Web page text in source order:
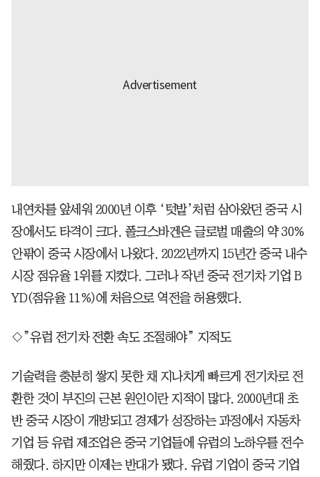
내연차를 앞세워 2000년 이후 ‘텃밭’처럼 삼아왔던 중국 시
장에서도 타격이 크다. 폴크스바겐은 글로벌 매출의 약 30%
안팎이 중국 시장에서 나왔다. 2022년까지 15년간 중국 내수
시장 점유율 1위를 지켰다. 그러나 작년 중국 전기차 기업 B
YD(점유율 11%)에 처음으로 역전을 허용했다.
◇”유럽 전기차 전환 속도 조절해야” 지적도
기술력을 충분히 쌓지 못한 채 지나치게 빠르게 전기차로 전
환한 것이 부진의 근본 원인이란 지적이 많다. 2000년대 초
반 중국 시장이 개방되고 경제가 성장하는 과정에서 자동차
기업 등 유럽 제조업은 중국 기업들에 유럽의 노하우를 전수
해줬다. 하지만 이제는 반대가 됐다. 유럽 기업이 중국 기업